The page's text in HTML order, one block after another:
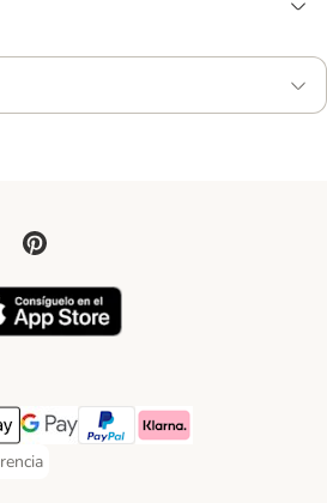
MethodPayment Method
Pay Payment Method
Google Pay Payment Method
PayPal Payment Method
Klarna Payment Method
Payment Method